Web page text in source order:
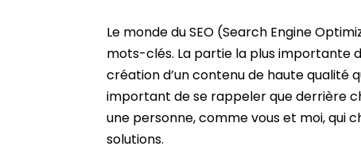
Le monde du SEO (Search Engine
mots-clés. La partie la plus importante
création d’un contenu de haute qualité
important de se rappeler que derrière
une personne, comme vous et moi, qui
solutions.